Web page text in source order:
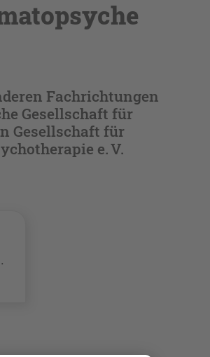
Fachrichtungen
Gesellschaft für
Gesellschaft für
e. V.